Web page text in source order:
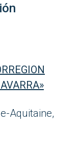
Aquitaine,